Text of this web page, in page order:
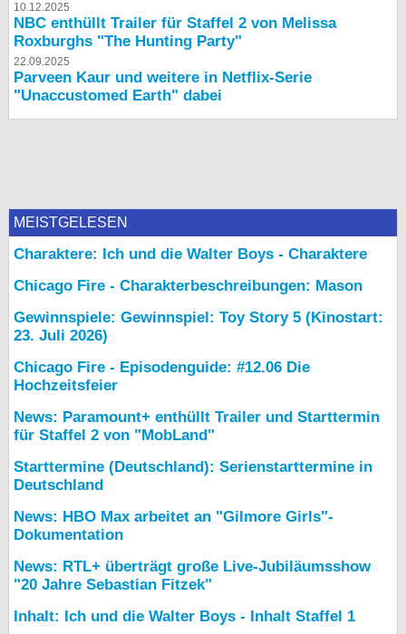
10.12.2025
NBC enthüllt Trailer für Staffel 2 von Melissa
Roxburghs "The Hunting Party"
22.09.2025
Parveen Kaur und weitere in Netflix-Serie
"Unaccustomed Earth" dabei
MEISTGELESEN
Charaktere: Ich und die Walter Boys - Charaktere
Chicago Fire - Charakterbeschreibungen: Mason
Gewinnspiele: Gewinnspiel: Toy Story 5 (Kinostart:
23. Juli 2026)
Chicago Fire - Episodenguide: #12.06 Die
Hochzeitsfeier
News: Paramount+ enthüllt Trailer und Starttermin
für Staffel 2 von "MobLand"
Starttermine (Deutschland): Serienstarttermine in
Deutschland
News: HBO Max arbeitet an "Gilmore Girls"-
Dokumentation
News: RTL+ überträgt große Live-Jubiläumsshow
"20 Jahre Sebastian Fitzek"
Inhalt: Ich und die Walter Boys - Inhalt Staffel 1